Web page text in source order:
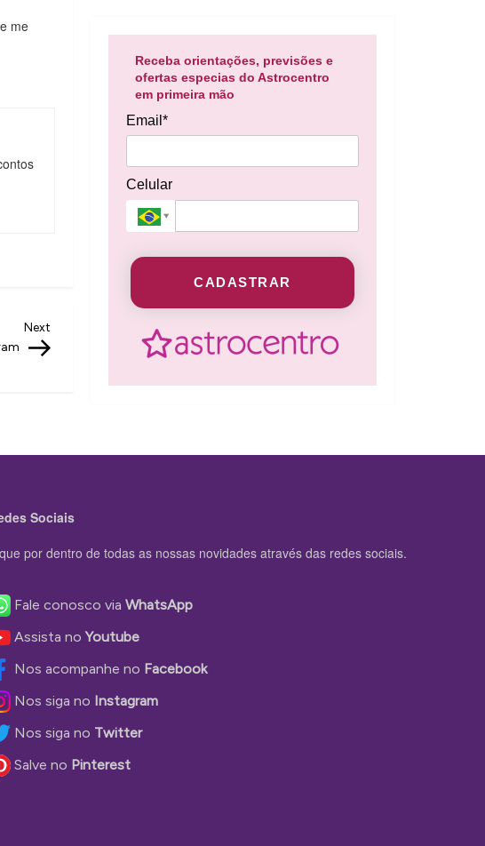
me
Post
Next
Receba orientações, previsões e
ofertas especias do Astrocentro
em primeira mão
Email*
Celular
CADASTRAR
Sociais
por dentro de todas as nossas novidades através das redes sociais.
Fale conosco via WhatsApp
Assista noYoutube
Nos acompanhe no Facebook
Nos siga no Instagram
Nos siga no Twitter
Salve no Pinterest